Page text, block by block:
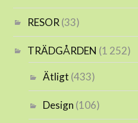
RESOR (33)
TRÄDGÅRDEN (1 252)
Ätligt (433)
Design (106)